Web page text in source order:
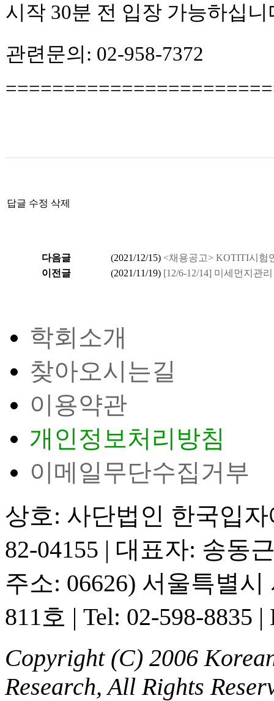
시작 30분 전 입장 가능하십
관련문의: 02-958-7372
답글 수정 삭제
다음글 (2021/12/15) <채용공고> KOTITI시험
이전글
(2021/11/19) [12/6-12/14] 미세먼지관
학회소개
찾아오시는길
이용약관
개인정보처리방침
이메일무단수집거부
상호: 사단법인 한국입
82-04155 | 대표자: 송동
주소: 06626) 서울특별
811호 | Tel: 02-598-8835 |
Copyright (C) 2006
Research, All Rights